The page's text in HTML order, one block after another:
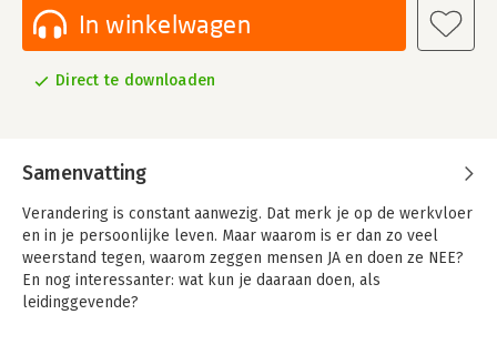
In winkelwagen
Direct te downloaden
Samenvatting
Verandering is constant aanwezig. Dat merk je op de werkvloer
en in je persoonlijke leven. Maar waarom is er dan zo veel
weerstand tegen, waarom zeggen mensen JA en doen ze NEE?
En nog interessanter: wat kun je daaraan doen, als
leidinggevende?